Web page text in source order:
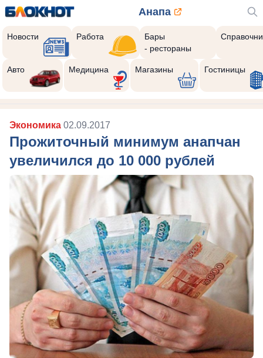
Анапа
Новости Работа
Бары
- рестораны
Авто Медицина Магазины Гостиницы
Экономика 02.09.2017
Прожиточный минимум анапчан
увеличился до 10 000 рублей